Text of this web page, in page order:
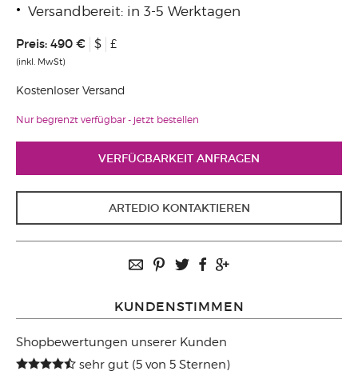
Versandbereit: in 3-5 Werktagen
Preis: 490 € $ £
(inkl. MwSt)
Kostenloser Versand
Nur begrenzt verfügbar - jetzt bestellen
VERFÜGBARKEIT ANFRAGEN
ARTEDIO KONTAKTIEREN
KUNDENSTIMMEN
Shopbewertungen unserer Kunden
sehr gut (5 von 5 Sternen)